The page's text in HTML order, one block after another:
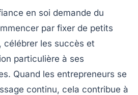
en soi demande du
par fixer de petits
célébrer les succès et
particulière à ses
Quand les entrepreneurs se
continu, cela contribue à